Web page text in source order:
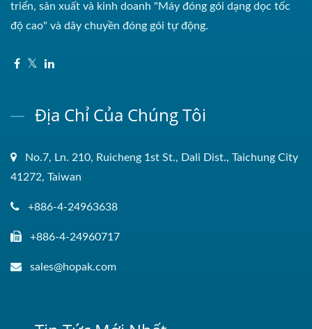
triển, sản xuất và kinh doanh "Máy đóng gói dạng dọc tốc
độ cao" và dây chuyền đóng gói tự động.
Địa Chỉ Của Chúng Tôi
No.7, Ln. 210, Ruicheng 1st St., Dali Dist., Taichung City
41272, Taiwan
+886-4-24963638
+886-4-24960717
sales@hopak.com